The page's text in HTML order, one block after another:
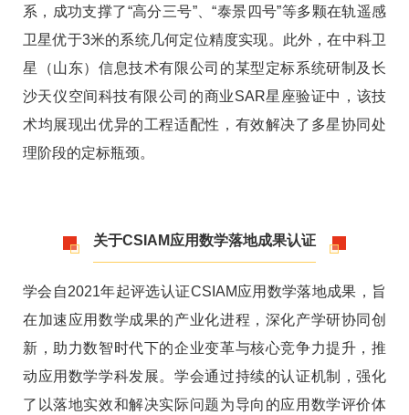
系，成功支撑了“高分三号”、“泰景四号”等多颗在轨遥感
卫星优于3米的系统几何定位精度实现。此外，在中科卫
星（山东）信息技术有限公司的某型定标系统研制及长
沙天仪空间科技有限公司的商业SAR星座验证中，该技
术均展现出优异的工程适配性，有效解决了多星协同处
理阶段的定标瓶颈。
关于CSIAM应用数学落地成果认证
学会自2021年起评选认证CSIAM应用数学落地成果，旨
在加速应用数学成果的产业化进程，深化产学研协同创
新，助力数智时代下的企业变革与核心竞争力提升，推
动应用数学学科发展。学会通过持续的认证机制，强化
了以落地实效和解决实际问题为导向的应用数学评价体